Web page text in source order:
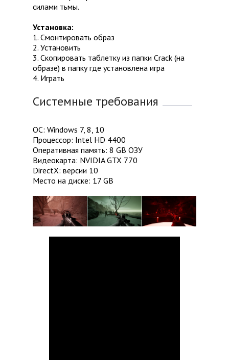
силами тьмы.
Установка:
1. Смонтировать образ
2. Установить
3. Скопировать таблетку из папки Crack (на
образе) в папку где установлена игра
4. Играть
Системные требования
ОС: Windows 7, 8, 10
Процессор: Intel HD 4400
Оперативная память: 8 GB ОЗУ
Видеокарта: NVIDIA GTX 770
DirectX: версии 10
Место на диске: 17 GB